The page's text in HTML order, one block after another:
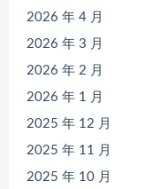
2026 年 4 月
2026 年 3 月
2026 年 2 月
2026 年 1 月
2025 年 12 月
2025 年 11 月
2025 年 10 月